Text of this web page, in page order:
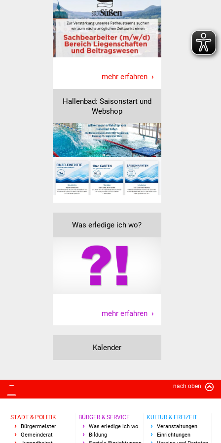
Senioren
Stadtseniorenrat
Sommerwochen für
Familientreff
Kinder und Jugendliche
Schülerferienprogramm
Ukraine-Hilfe
Gewerbeimmobilien
mehr erfahren
Hallenbad: Saisonstart und
Webshop
Was erledige ich wo?
mehr erfahren
Kalender
nach oben
STADT & POLITIK
Bürgermeister
Gemeinderat
BÜRGER & SERVICE
Was erledige ich wo
Bildung
KULTUR & FREIZEIT
Veranstaltungen
Einrichtungen